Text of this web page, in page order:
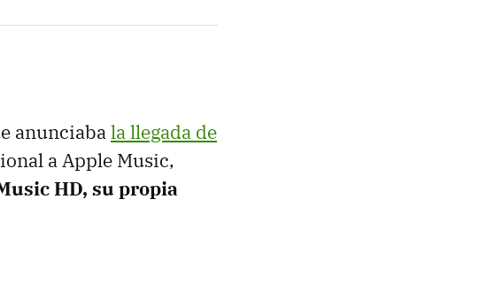
anunciabala llegada de
a Apple Music,
HD, su propia